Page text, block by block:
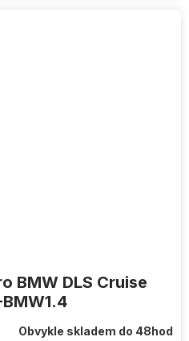
BMW DLS Cruise
BMW1.4
Obvykle skladem do 48hod